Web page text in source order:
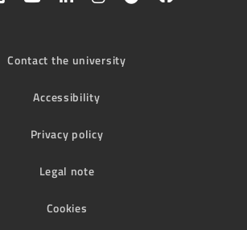
Contact the university
Accessibility
Privacy policy
Legal note
Cookies